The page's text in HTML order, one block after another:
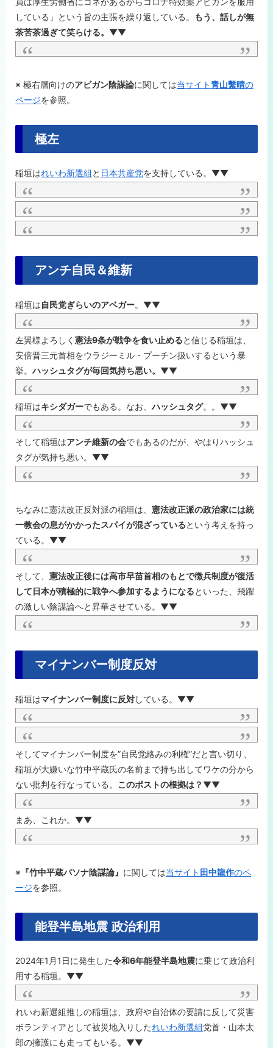
している」という旨の主張を繰り返している。
もう、話しが無
茶苦茶過ぎて笑らける。 ▼▼
※ 極右層向けのアビガン陰謀論に関しては当サイト青山繫晴の
ページを参照。
極左
稲垣はれいわ新選組 と 日本共産党を支持している。▼▼
アンチ自民＆維新
稲垣は自民党ぎらいのアベガー。▼▼
左翼様よろしく 憲法9条が戦争を食い止めると信じる稲垣は、
安倍晋三元首相をウラジーミル・プーチン扱いするという暴
挙。ハッシュタグが毎回気持ち悪い。 ▼▼
稲垣はキシダガーでもある。なお、ハッシュタグ。。▼▼
そして稲垣はアンチ維新の会でもあるのだが、やはりハッシュ
タグが気持ち悪い。▼▼
ちなみに憲法改正反対派の稲垣は、 憲法改正派の政治家には統
一教会の息がかかったスパイが混ざっているという考えを持っ
ている。▼▼
そして、 憲法改正後には高市早苗首相のもとで徴兵制度が復活
して日本が積極的に戦争へ参加するようになるといった、飛躍
の激しい陰謀論へと昇華させている。▼▼
マイナンバー制度反対
稲垣はマイナンバー制度に反対している。▼▼
そしてマイナンバー制度を”自民党絡みの利権”だと言い切り、
稲垣が大嫌いな竹中平蔵氏の名前まで持ち出してワケの分から
ない批判を行なっている。 このポストの根拠は？ ▼▼
まあ、これか。▼▼
※ 『竹中平蔵パソナ陰謀論』 に関しては当サイト 田中龍作のペ
ージを参照。
能登半島地震 政治利用
2024年1月1日に発生した令和6年能登半島地震に乗じて政治利
用する稲垣。▼▼
れいわ新選組推しの稲垣は、政府や自治体の要請に反して災害
ボランティアとして被災地入りしたれいわ新選組党首・ 山本太
郎の擁護にも走ってもいる。▼▼